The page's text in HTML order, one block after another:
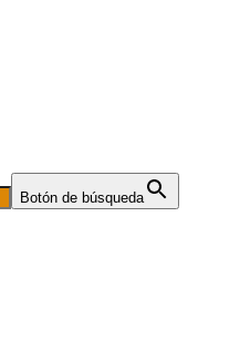
Botón de búsqueda